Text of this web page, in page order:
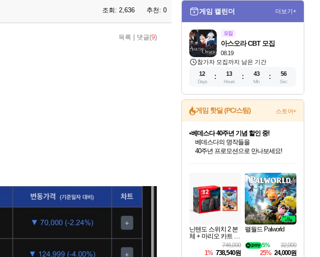
조회: 2,636 추천: 0
목록 댓글(9)
게임 캘린더 더보기+
모집
08.19
아스오라 CBT 모집
참가자 모집까지 남은 기간
12
Days
13
Hours
43
Min
55
Sec
게임 핫딜 (PC/스팀) 스토어+
최대 90% 할인가를 만나보세요!
네이버혜택과 함께 만나보세요!
50%할인&추가 적립까지!
이니&베니 혜택까지!
네이버 혜택가와 함께 예약하세요!
할인&네이버혜택으로 만나보세요!
네이버페이 혜택과 만나보세요!
베데스다 40주년 기념 할인 중!
베데스다의 명작들을
40주년 프로모션으로 만나보세요!
네이버 포인트 혜택까지!
할인가에 만나보세요!
일부 에디션 상시 할인!
혜택으로 예약 판매 중
편안하게 충전하세요
닌텐도 스위치 2 본
체 + 마리오 카트 월
746,000
1% 738,540원
팰월드 Palworld
32,000
5%
25% 24,000원